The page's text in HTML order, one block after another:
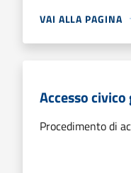
VAI ALLA PAGINA
Accesso
Procedimento di